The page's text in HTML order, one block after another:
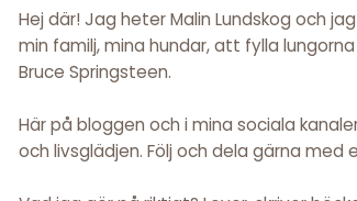
Hej där! Jag heter Malin Lundskog och
min familj, mina hundar, att fylla
Bruce Springsteen.
Här på bloggen och i mina sociala
och livsglädjen. Följ och dela gärna med